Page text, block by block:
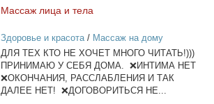
Мас­саж ли­ца и те­ла
Здоровье и красота/ Массаж на дому
ДЛЯ ТЕХ КТО НЕ ХОЧЕТ МНОГО ЧИТАТЬ!)))
ПРИНИМАЮ У СЕБЯ ДОМА. ❌ИНТИМА НЕТ
❌ОКОНЧАНИЯ, РАССЛАБЛЕНИЯ И ТАК
ДАЛЕЕ НЕТ! ❌ДОГОВОРИТЬСЯ НЕ...